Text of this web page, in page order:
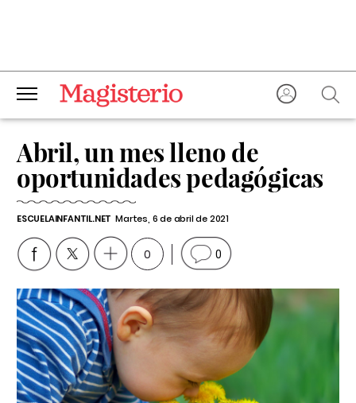
Abril, un mes lleno de
oportunidades pedagógicas
ESCUELAINFANTIL.NET Martes, 6 de abril de 2021
0 0